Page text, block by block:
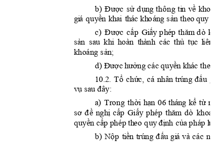
       
       
       
         
 
     
       
 
a)    0    
        
   
b)        